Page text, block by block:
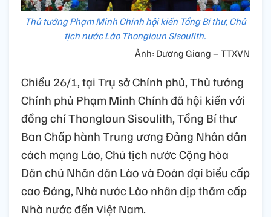
Thủ tướng Phạm Minh Chính hội kiến Tổng Bí thư, Chủ
tịch nước Lào Thongloun Sisoulith.
Ảnh: Dương Giang – TTXVN
Chiều 26/1, tại Trụ sở Chính phủ, Thủ tướng
Chính phủ Phạm Minh Chính đã hội kiến với
đồng chí Thongloun Sisoulith, Tổng Bí thư
Ban Chấp hành Trung ương Đảng Nhân dân
cách mạng Lào, Chủ tịch nước Cộng hòa
Dân chủ Nhân dân Lào và Đoàn đại biểu cấp
cao Đảng, Nhà nước Lào nhân dịp thăm cấp
Nhà nước đến Việt Nam.